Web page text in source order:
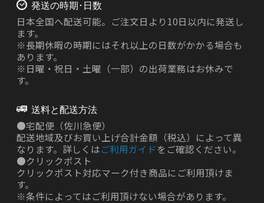
発送の時期･日数
日本全国へ配送可能。ご注文日より10日以内に発送し
ます。
※長期休暇の時期にはそれ以上の日数がかかる場合も
あります。
※日曜・祝日・土曜（一部）の出荷業務はお休みで
す。
送料と配送方法
●宅配便（佐川急便）
配送地域及びお買い上げ合計金額（税込）によって異
なります。詳しくはご利用ガイド をご確認ください。
●クリックポスト
クリックポスト対応マーク付き商品にご利用頂けま
す。
※条件によってはご利用頂けない場合があります。